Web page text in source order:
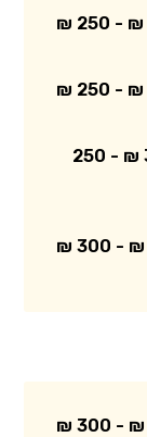
300 ₪ - 250